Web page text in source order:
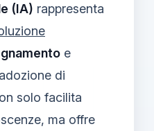
(IA) rappresenta
e
di
solo facilita
ma offre